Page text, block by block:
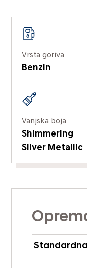
Vrsta goriva
Benzin
Vanjska boja
Shimmering
Silver Metallic